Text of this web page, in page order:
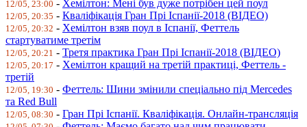
12/05, 23:00 - Хемілтон: Мені був дуже потрібен цей поул
12/05, 20:35 - Кваліфікація Гран Прі Іспанії-2018 (ВІДЕО)
12/05, 20:32 - Хемілтон взяв поул в Іспанії, Феттель
стартуватиме третім
12/05, 20:21 - Третя практика Гран Прі Іспанії-2018 (ВІДЕО)
12/05, 20:17 - Хемілтон кращий на третій практиці, Феттель -
третій
12/05, 19:30 - Феттель: Шини змінили спеціально під Mercedes
та Red Bull
12/05, 08:30 - Гран Прі Іспанії. Кваліфікація. Онлайн-трансляція